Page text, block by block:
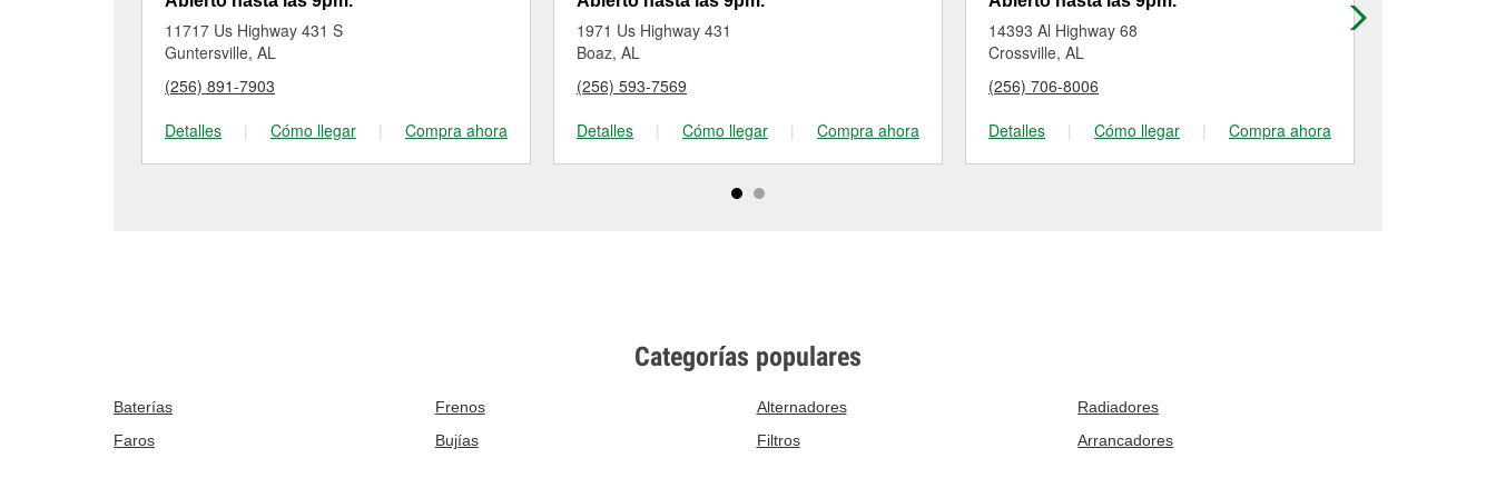
11717 Us Highway 431 S
Guntersville, AL
(256) 891-7903
Detalles
| Cómo llegar | Compra ahora
1971 Us Highway 431
Boaz, AL
(256) 593-7569
Detalles
| Cómo llegar | Compra ahora
14393 Al Highway 68
Crossville, AL
(256) 706-8006
Detalles
| Cómo llegar | Compra ahora
Categorías populares
Baterías Frenos Alternadores
Radiadores
Faros
Bujías Filtros Arrancadores